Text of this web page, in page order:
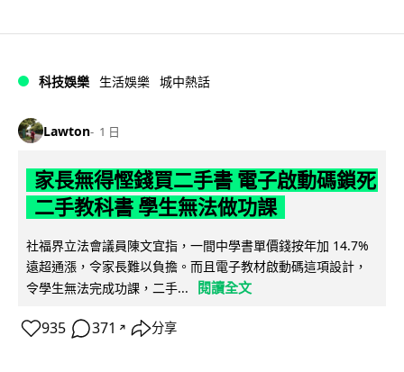
科技娛樂 生活娛樂 城中熱話
Lawton 1 日
家長無得慳錢買二手書 電子啟動碼鎖死
二手教科書 學生無法做功課
社福界立法會議員陳文宜指，一間中學書單價錢按年加 14.7%
遠超通漲，令家長難以負擔。而且電子教材啟動碼這項設計，
令學生無法完成功課，二手...
閱讀全文
935 371 ↗ 分享